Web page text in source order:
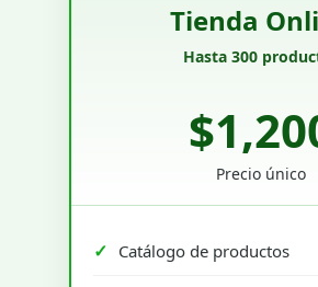
Tienda
Hasta 300
Precio único
Catálogo de productos